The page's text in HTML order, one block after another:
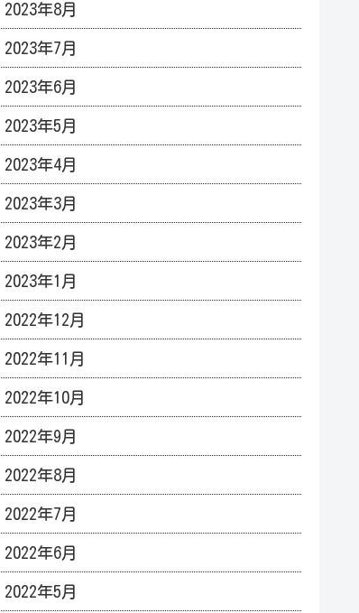
2023年8月
2023年7月
2023年6月
2023年5月
2023年4月
2023年3月
2023年2月
2023年1月
2022年12月
2022年11月
2022年10月
2022年9月
2022年8月
2022年7月
2022年6月
2022年5月